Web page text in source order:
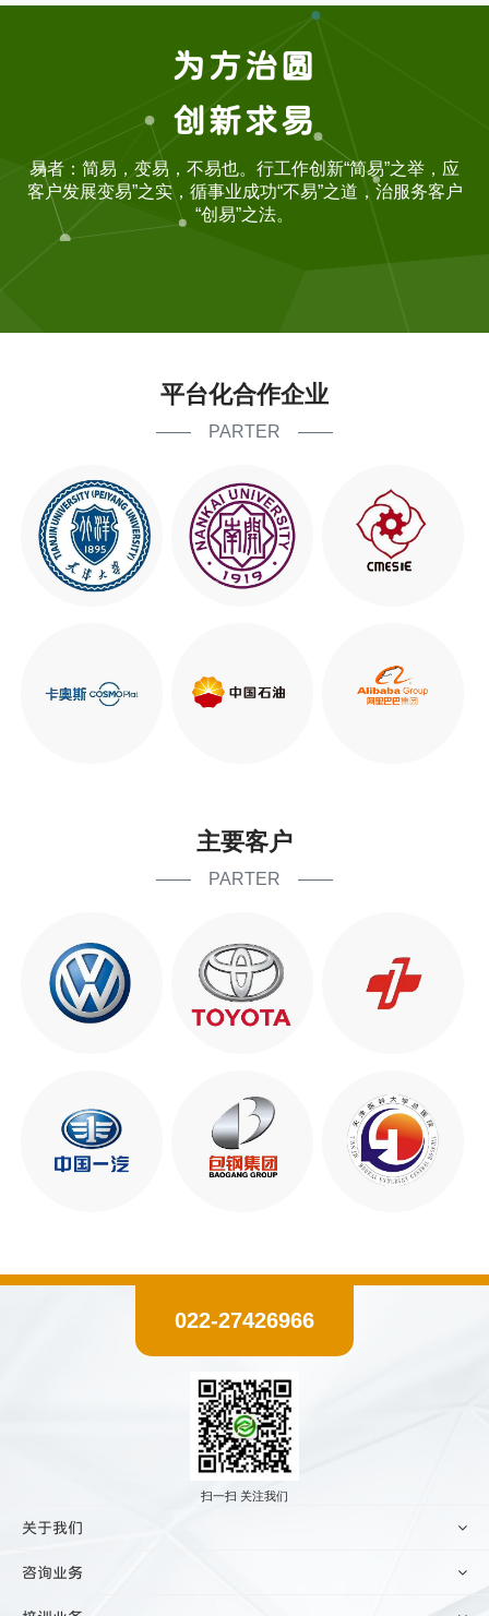
为方治圆
创新求易
易者：简易，变易，不易也。行工作创新“简易”之举，应
客户发展变易”之实，循事业成功“不易”之道，治服务客户
“创易”之法。
平台化合作企业
—— PARTER ——
主要客户
—— PARTER ——
022-27426966
扫一扫 关注我们
关于我们
咨询业务